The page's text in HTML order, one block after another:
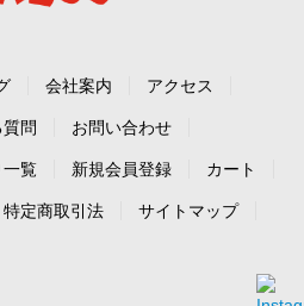
会社案内 アクセス
問 お問い合わせ
一覧 新規会員登録 カート
特定商取引法 サイトマップ